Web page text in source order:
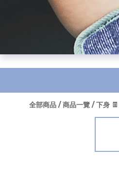
繁體中文
全部商品 /商品一覽 /下身 👖